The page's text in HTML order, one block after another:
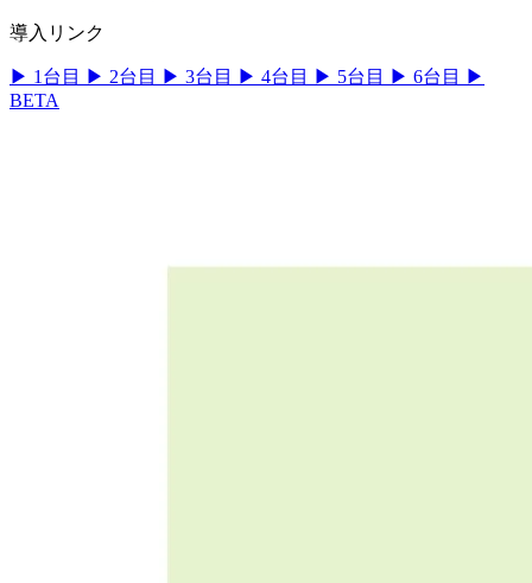
導入リンク
▶ 1台目 ▶ 2台目 ▶ 3台目 ▶ 4台目 ▶ 5台目 ▶ 6台目
▶
BETA